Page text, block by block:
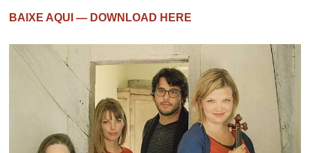
BAIXE AQUI — DOWNLOAD HERE